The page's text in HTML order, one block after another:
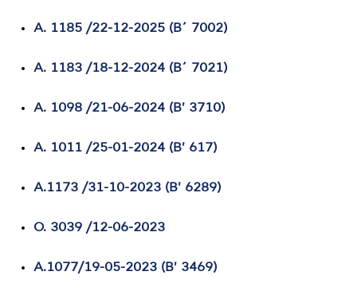
Α. 1185 /22-12-2025 (Β΄ 7002)
Α. 1183 /18-12-2024 (Β΄ 7021)
Α. 1098 /21-06-2024 (Β' 3710)
Α. 1011 /25-01-2024 (Β' 617)
Α.1173 /31-10-2023 (Β' 6289)
Ο. 3039 /12-06-2023
A.1077/19-05-2023 (Β' 3469)